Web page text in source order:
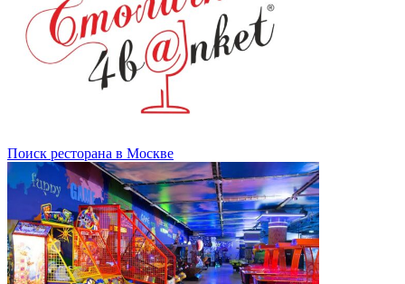
Поиск ресторана в Москве